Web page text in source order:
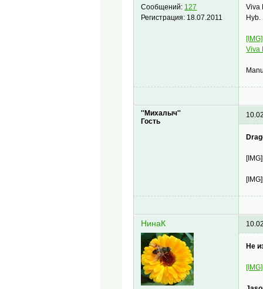
Сообщений: 127
Регистрация: 18.07.2011
Viva
Hyb.
Viva
''Михалыч''
Гость
[IMG]
[IMG]
НинаК
Не